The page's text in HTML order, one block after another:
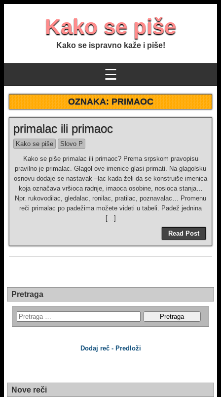
Kako se piše
Kako se ispravno kaže i piše!
☰
OZNAKA:PRIMAOC
primalac ili primaoc
Kako se piše
Slovo P
Kako se piše primalac ili primaoc? Prema srpskom pravopisu
pravilno je primalac. Glagol ove imenice glasi primati. Na glagolsku
osnovu dodaje se nastavak –lac kada želi da se konstruiše imenica
koja označava vršioca radnje, imaoca osobine, nosioca stanja…
Npr. rukovodilac, gledalac, ronilac, pratilac, poznavalac… Promenu
reči primalac po padežima možete videti u tabeli. Padež jednina
[…]
Read Post
Pretraga
Dodaj reč - Predloži
Nove reči